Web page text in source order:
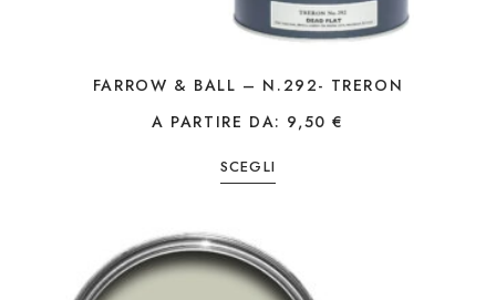
FARROW & BALL – N.292- TRERON
A PARTIRE DA: 9,50€
SCEGLI